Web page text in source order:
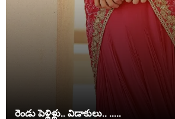
రెండు పెళ్లిళ్లు.. విడాకులు.. .....